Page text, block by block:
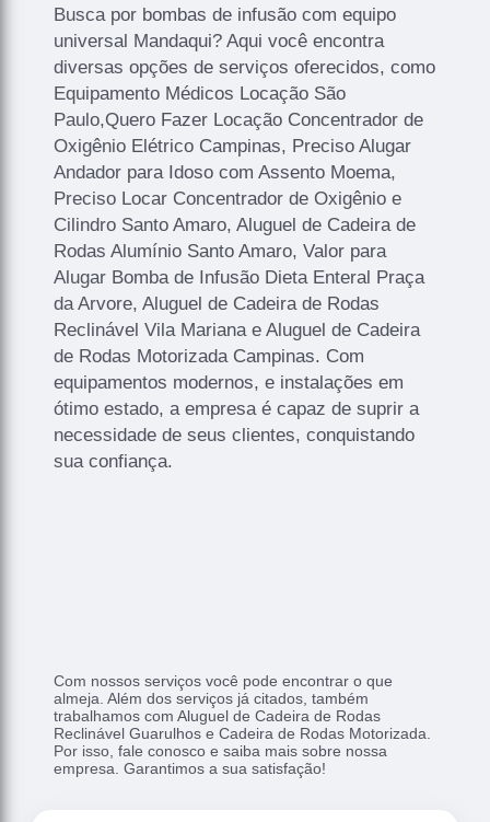
Busca por bombas de infusão com equipo
universal Mandaqui? Aqui você encontra
diversas opções de serviços oferecidos, como
Equipamento Médicos Locação São
Paulo,Quero Fazer Locação Concentrador de
Oxigênio Elétrico Campinas, Preciso Alugar
Andador para Idoso com Assento Moema,
Preciso Locar Concentrador de Oxigênio e
Cilindro Santo Amaro, Aluguel de Cadeira de
Rodas Alumínio Santo Amaro, Valor para
Alugar Bomba de Infusão Dieta Enteral Praça
da Arvore, Aluguel de Cadeira de Rodas
Reclinável Vila Mariana e Aluguel de Cadeira
de Rodas Motorizada Campinas. Com
equipamentos modernos, e instalações em
ótimo estado, a empresa é capaz de suprir a
necessidade de seus clientes, conquistando
sua confiança.
Com nossos serviços você pode encontrar o que
almeja. Além dos serviços já citados, também
trabalhamos com Aluguel de Cadeira de Rodas
Reclinável Guarulhos e Cadeira de Rodas Motorizada.
Por isso, fale conosco e saiba mais sobre nossa
empresa. Garantimos a sua satisfação!